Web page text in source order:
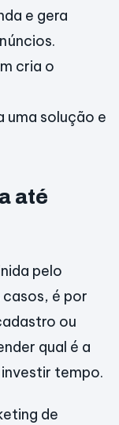
e gera
cria o
uma solução e
até
pelo
casos, é por
ou
qual é a
tempo.
de